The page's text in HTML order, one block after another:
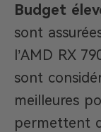
Budget
sont
l’AMD RX
sont
meilleures
permettent